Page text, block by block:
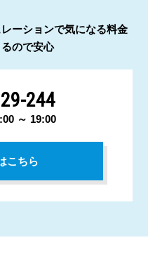
ーションで気になる料金
ので安心
244
～ 19:00
こちら